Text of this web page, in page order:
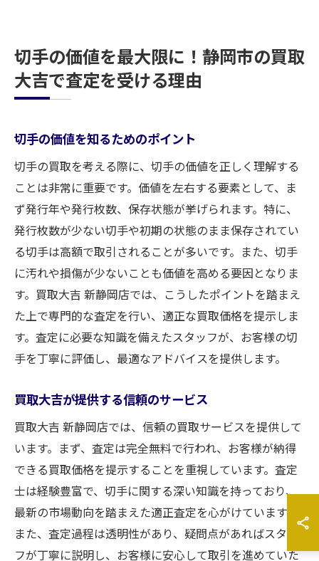
切手の価値を最大限に！静岡市の買取
大吉で査定を受ける理由
切手の価値を知るためのポイント
切手の買取を考える際に、切手の価値を正しく理解する
ことは非常に重要です。価値を左右する要素として、ま
ず発行年や発行枚数、保存状態が挙げられます。特に、
発行枚数が少ない切手や初期の状態のまま保存されてい
る切手は高額で取引されることが多いです。また、切手
に汚れや損傷が少ないことも価値を高める要因となりま
す。買取大吉 新静岡店では、こうしたポイントを踏まえ
た上で専門的な査定を行い、適正な買取価格を提示しま
す。査定に必要な知識を備えたスタッフが、お客様の切
手を丁寧に評価し、最適なアドバイスを提供します。
買取大吉が提供する信頼のサービス
買取大吉 新静岡店では、信頼の買取サービスを提供して
います。まず、査定は完全無料で行われ、お客様が納得
できる買取価格を提示することを重視しています。査定
士は経験豊富で、切手に関する深い知識を持っており、
最新の市場動向を踏まえた適正査定を心がけています。
また、査定過程は透明性があり、疑問点があればスタッ
フが丁寧に説明し、お客様に安心して取引を進めていた